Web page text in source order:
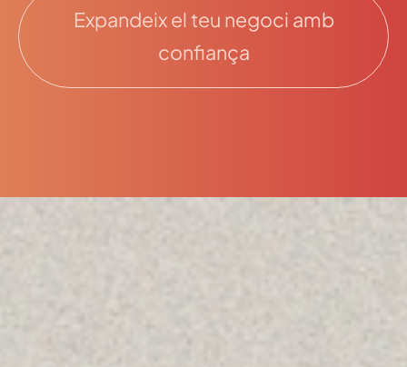
Expandeix el teu negoci amb
confiança